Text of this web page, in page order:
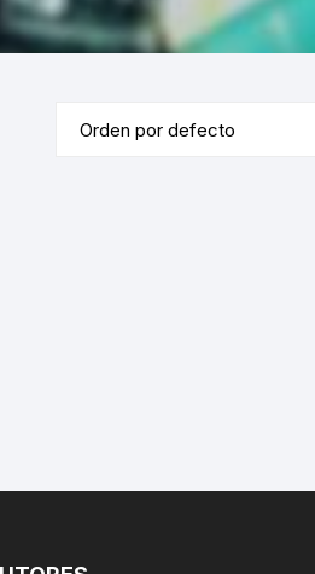
ÓRDENES RELIGIOSAS
/
HISTORIETAS